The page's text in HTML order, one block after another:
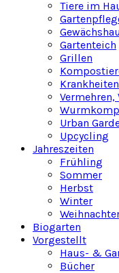
Tiere im
Gartenteich
Grillen
Vermehren,
Urban
Upcycling
Jahreszeiten
Frühling
Sommer
Herbst
Winter
Biogarten
Vorgestellt
Haus- &
Bücher